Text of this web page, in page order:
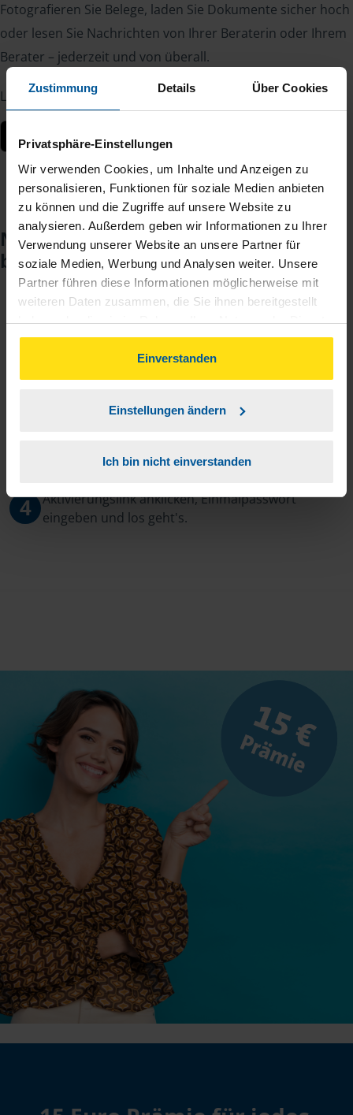
Zustimmung Details Über Cookies
Privatsphäre-Einstellungen
Wir verwenden Cookies, um Inhalte und Anzeigen zu
personalisieren, Funktionen für soziale Medien anbieten
zu können und die Zugriffe auf unsere Website zu
analysieren. Außerdem geben wir Informationen zu Ihrer
Verwendung unserer Website an unsere Partner für
soziale Medien, Werbung und Analysen weiter. Unsere
Partner führen diese Informationen möglicherweise mit
weiteren Daten zusammen, die Sie ihnen bereitgestellt
haben oder die sie im Rahmen Ihrer Nutzung der Dienste
gesammelt haben. Indem Sie auf Einverstanden klicken,
können Sie der Verwendung von Cookies, gemäß
unserer➔ Datenschutzrichtliniezustimmen.
Einverstanden
Einstellungen ändern
Ich bin nicht einverstanden
Fotografieren Sie Belege, laden Sie Dokumente sicher hoch
oder lesen Sie Nachrichten von Ihrer Beraterin oder Ihrem
Berater – jederzeit und von überall.
Laden Sie die App kostenlos herunter:
Noch keinen Zugang? So einfach
beantragen Sie ihn.
1
Sie teilen mir mit, dass Sie MeineVLH nutzen
wollen.
Sie bekommen eine E-Mail mit Ihren Zugangsdaten
4
Aktivierungslink anklicken, Einmalpasswort
eingeben und los geht's.